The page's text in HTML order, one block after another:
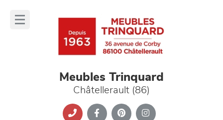
Meubles Trinquard
Châtellerault (86)